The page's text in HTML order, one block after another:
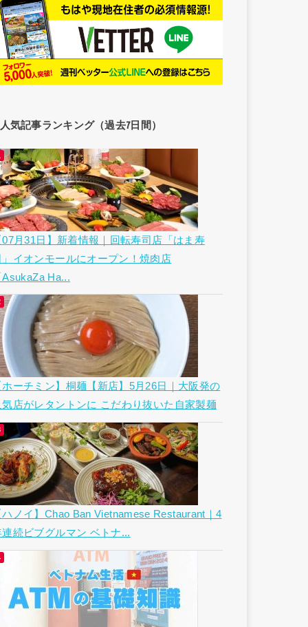
人気記事ランキング（過去7日間）
07月31日】新着情報｜回転寿司店「はま寿
」イオンモールにオープン！焼肉店
AsukaZa Ha...
ホーチミン】桐麺【新店】5月26日｜大阪発の
気店がレタントンに こだわり抜いた自家製麺
ハノイ】Chao Ban Vietnamese Restaurant｜4
連続ビブグルマン ベトナ...